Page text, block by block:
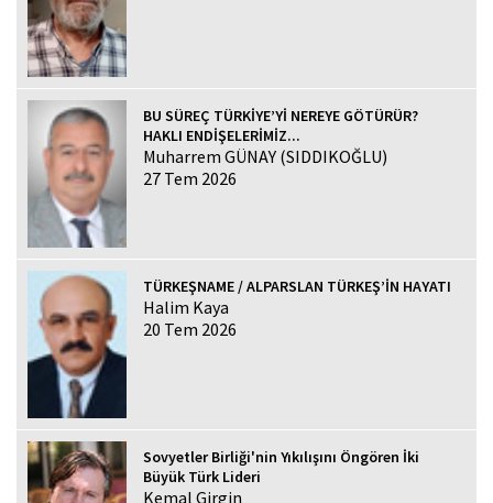
BU SÜREÇ TÜRKİYE’Yİ NEREYE GÖTÜRÜR?
HAKLI ENDİŞELERİMİZ...
Muharrem GÜNAY (SIDDIKOĞLU)
27 Tem 2026
TÜRKEŞNAME / ALPARSLAN TÜRKEŞ’İN HAYATI
Halim Kaya
20 Tem 2026
Sovyetler Birliği'nin Yıkılışını Öngören İki
Büyük Türk Lideri
Kemal Girgin